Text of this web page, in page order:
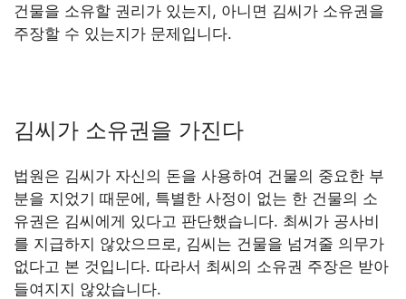
건물을 소유할 권리가 있는지, 아니면 김씨가 소유권을
주장할 수 있는지가 문제입니다.
김씨가 소유권을 가진다
법원은 김씨가 자신의 돈을 사용하여 건물의 중요한 부
분을 지었기 때문에, 특별한 사정이 없는 한 건물의 소
유권은 김씨에게 있다고 판단했습니다. 최씨가 공사비
를 지급하지 않았으므로, 김씨는 건물을 넘겨줄 의무가
없다고 본 것입니다. 따라서 최씨의 소유권 주장은 받아
들여지지 않았습니다.